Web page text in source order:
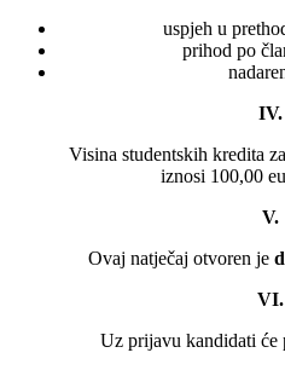
uspjeh u
prihod po
IV.
Visina studentskih kredita za
iznosi 100,00
V.
Ovaj natječaj otvoren je
VI.
Uz prijavu kandidati će